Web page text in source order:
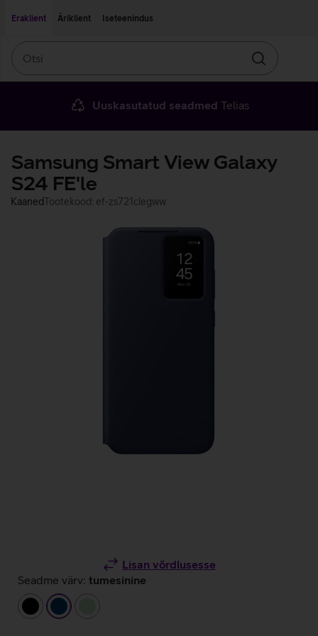
Eraklient
Äriklient Iseteenindus
Otsin
Uuskasutatud seadmed Telias
Samsung Smart View Galaxy
S24 FE'le
KaanedTootekood: ef-zs721clegww
Lisan võrdlusesse
Seadme värv: tumesinine
must
tumesinine